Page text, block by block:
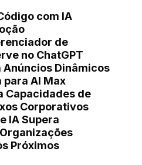
com IA
de
no ChatGPT
Anúncios Dinâmicos
para AI Max
Capacidades de
Corporativos
IA Supera
Próximos